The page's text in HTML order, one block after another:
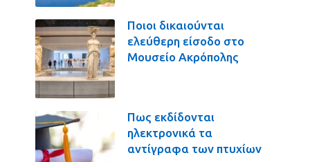
Ποιοι δικαιούνται
ελεύθερη είσοδο στο
Μουσείο Ακρόπολης
Πως εκδίδονται
ηλεκτρονικά τα
αντίγραφα των πτυχίων